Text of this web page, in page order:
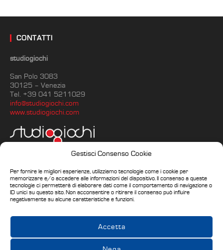
Gestisci Consenso Cookie
Per fornire le migliori esperienze, utilizziamo tecnologie come i cookie per
memorizzare e/o accedere alle informazioni del dispositivo. Il consenso a queste
tecnologie ci permetterà di elaborare dati come il comportamento di navigazione o
ID unici su questo sito. Non acconsentire o ritirare il consenso può influire
negativamente su alcune caratteristiche e funzioni.
Accetta
CONTATTI
studiogiochi
San Polo 3083
30125 – Venezia
Tel. +39 041 5211029
info@studiogiochi.com
www.studiogiochi.com
PARTNER ISTITUZIONALI 2017-2020